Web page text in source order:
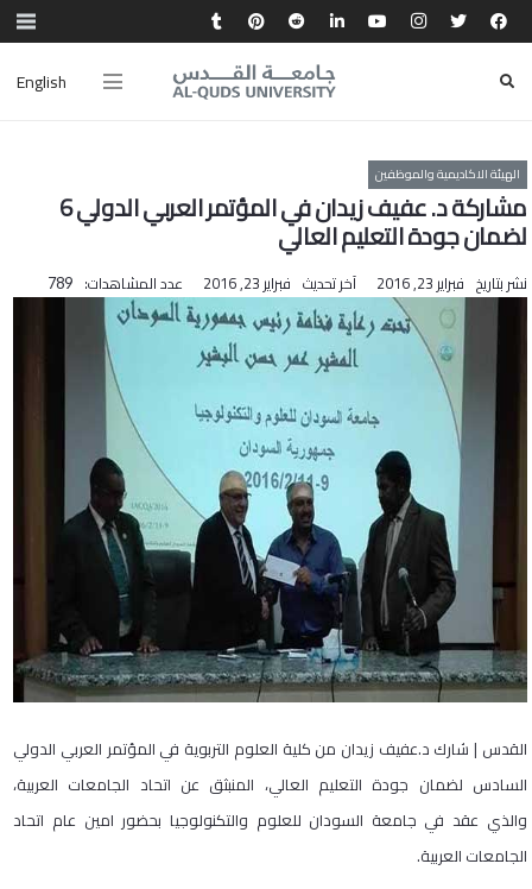
English
الهيئة الاكاديمية والموظفين
مشاركة د. عفيف زيدان في المؤتمر العربي الدولي 6
لضمان جودة التعليم العالي
نشر بتاريخ فبراير 23, 2016 آخر تحديث فبراير 23, 2016 عدد المشاهدات: 789
القدس | شارك د.عفيف زيدان من كلية العلوم التربوية في المؤتمر العربي الدولي
السادس لضمان جودة التعليم العالي، المنبثق عن اتحاد الجامعات العربية،
والذي عقد في جامعة السودان للعلوم والتكنولوجيا بحضور امين عام اتحاد
الجامعات العربية.